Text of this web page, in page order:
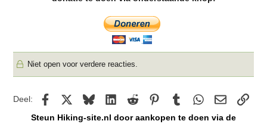
Niet open voor verdere reacties.
Deel: Facebook BlueskyLinkedInReddit PinterestTumblr WhatsApp
E-mail
Steun Hiking-site.nl door aankopen te doen via de